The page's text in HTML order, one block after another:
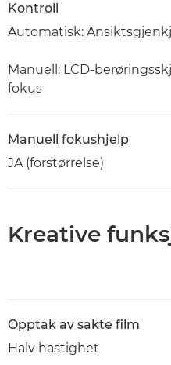
Kontroll
Automatisk:
Manuell: LCD-
fokus
Manuell fokushjelp
JA (forstørrelse)
Kreative
Opptak av sakte film
Halv hastighet